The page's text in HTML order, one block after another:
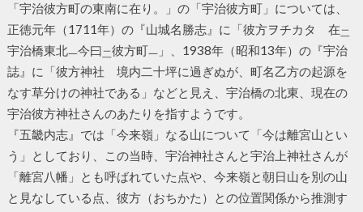
「宇治彼方町の東南に在り。」の「宇治彼方町」については、
正徳元年（1711年）の『山城名勝志』に「彼方ヲチカタ 在二
宇治橋東北一今曰二彼方町一」、1938年（昭和13年）の『宇治
誌』に「彼方神社 境内二十坪に過ぎぬが、町名乙方の起源を
なす草分けの神社である」などと見え、宇治橋の北東、現在の
宇治彼方神社さんのあたりを指すようです。
『五畿内志』では「今来嶺」なる山について「今は離宮山とい
う」としており、この当時、宇治神社さんと宇治上神社さんが
「離宮八幡」とも呼ばれていた点や、今来嶺と朝日山を別の山
と見なしている点、彼方（おちかた）との位置関係から推測す